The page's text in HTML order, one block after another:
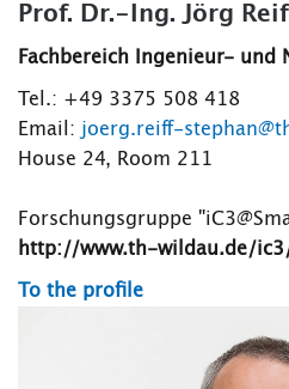
Prof. Dr.-Ing. Jörg
Fachbereich Ingenieur- und
Tel.: +49 3375 508 418
Email: joerg.reiff-
House 24, Room 211
Forschungsgruppe
http://www.th-wildau.de/
To the profile